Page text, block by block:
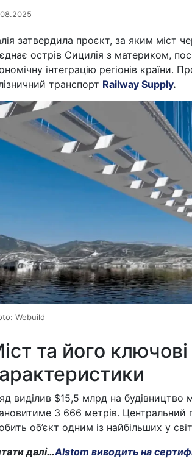
затвердила проєкт, за яким міст
острів Сицилія з материком,
інтеграцію регіонів країни.
транспорт Railway Supply.
Webuild
та його ключові
виділив $15,5 млрд на будівництво
3 666 метрів. Центральний
об’єкт одним із найбільших у
далі…Alstom виводить на